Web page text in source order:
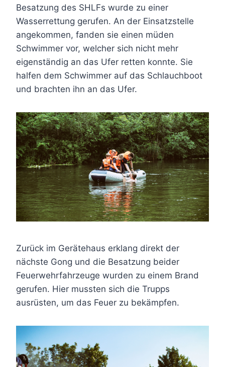
Besatzung des SHLFs wurde zu einer
Wasserrettung gerufen. An der Einsatzstelle
angekommen, fanden sie einen müden
Schwimmer vor, welcher sich nicht mehr
eigenständig an das Ufer retten konnte. Sie
halfen dem Schwimmer auf das Schlauchboot
und brachten ihn an das Ufer.
Zurück im Gerätehaus erklang direkt der
nächste Gong und die Besatzung beider
Feuerwehrfahrzeuge wurden zu einem Brand
gerufen. Hier mussten sich die Trupps
ausrüsten, um das Feuer zu bekämpfen.